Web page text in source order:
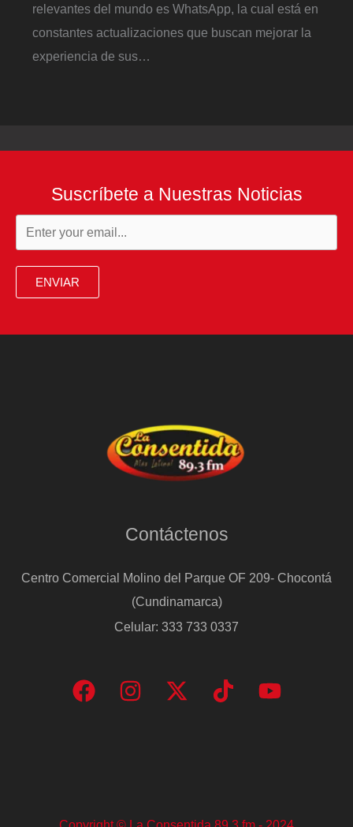
relevantes del mundo es WhatsApp, la cual está en
constantes actualizaciones que buscan mejorar la
experiencia de sus…
Suscríbete a Nuestras Noticias
ENVIAR
Contáctenos
Centro Comercial Molino del Parque OF 209- Chocontá
(Cundinamarca)
Celular: 333 733 0337